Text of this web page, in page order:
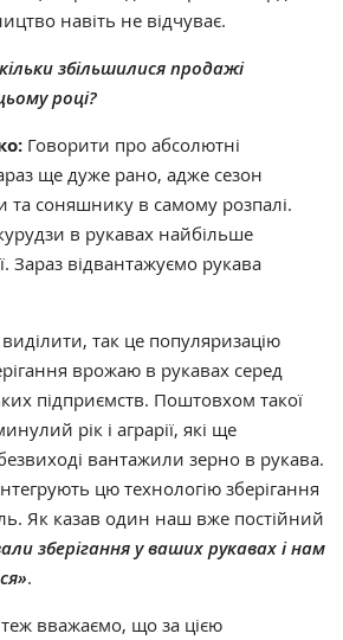
навіть не відчуває.
збільшилися продажі
році?
Говорити про абсолютні
ще дуже рано, адже сезон
та соняшнику в самому розпалі.
в рукавах найбільше
Зараз відвантажуємо рукава
так це популяризацію
врожаю в рукавах серед
підприємств. Поштовхом такої
рік і аграрії, які ще
вантажили зерно в рукава.
цю технологію зберігання
Як казав один наш вже постійний
зберігання у ваших рукавах і нам
.
вважаємо, що за цією